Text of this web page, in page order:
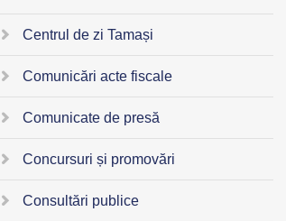
Centrul de zi Tamași
Comunicări acte fiscale
Comunicate de presă
Concursuri și promovări
Consultări publice